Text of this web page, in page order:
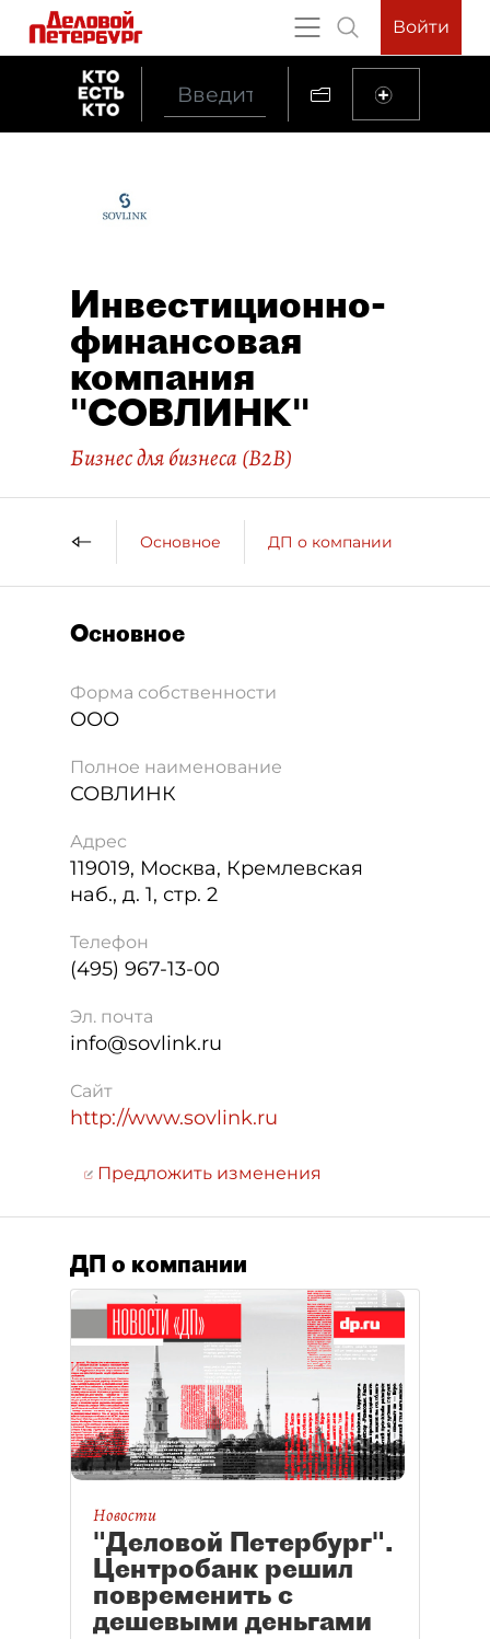
Войти
Инвестиционно-
финансовая
компания
"СОВЛИНК"
Бизнес для бизнеса (B2B)
Основное ДП о компании
Основное
Форма собственности
ООО
Полное наименование
СОВЛИНК
Адрес
119019, Москва, Кремлевская
наб., д. 1, стр. 2
Телефон
(495) 967-13-00
Эл. почта
info@sovlink.ru
Сайт
http://www.sovlink.ru
Предложить изменения
ДП о компании
Новости
"Деловой Петербург".
Центробанк решил
повременить с
дешевыми деньгами